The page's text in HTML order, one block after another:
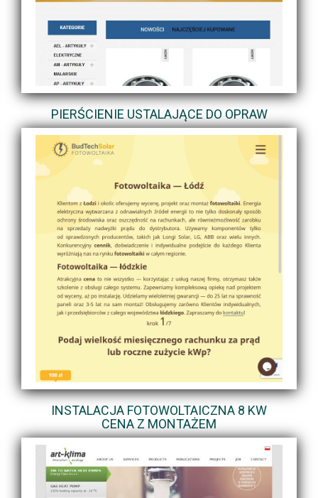
PIERŚCIENIE USTALAJĄCE DO OPRAW
INSTALACJA FOTOWOLTAICZNA 8 KW
CENA Z MONTAŻEM